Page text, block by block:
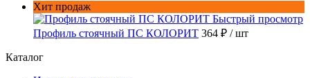
Хит продаж
Быстрый просмотр
Профиль стоячный ПС КОЛОРИТ 364 ₽ / шт
Каталог